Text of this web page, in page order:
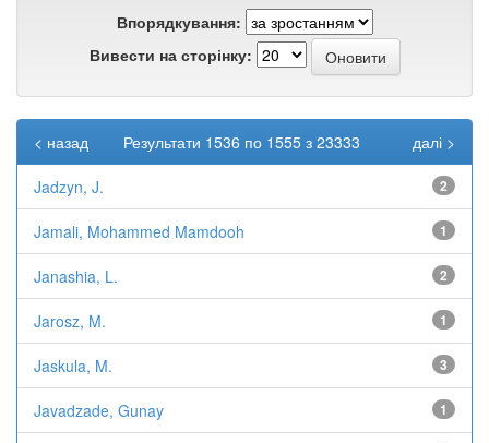
Впорядкування:
Вивести на сторінку:
Результати 1536 по 1555 з 23333
< назад далі >
Jadzyn, J. 2
Jamali, Mohammed Mamdooh 1
Janashia, L. 2
Jarosz, M. 1
Jaskula, M. 3
Javadzade, Gunay 1